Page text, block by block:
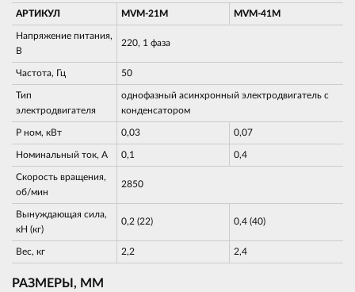
АРТИКУЛ MVM-21M MVM-41M
Напряжение питания,
В
220, 1 фаза
Частота, Гц 50
Тип
электродвигателя
однофазный асинхронный электродвигатель с
конденсатором
Р ном, кВт 0,03 0,07
Номинальный ток, А 0,1 0,4
Скорость вращения,
об/мин
2850
Вынуждающая сила,
кН (кг)
0,2 (22) 0,4 (40)
Вес, кг 2,2 2,4
РАЗМЕРЫ, ММ